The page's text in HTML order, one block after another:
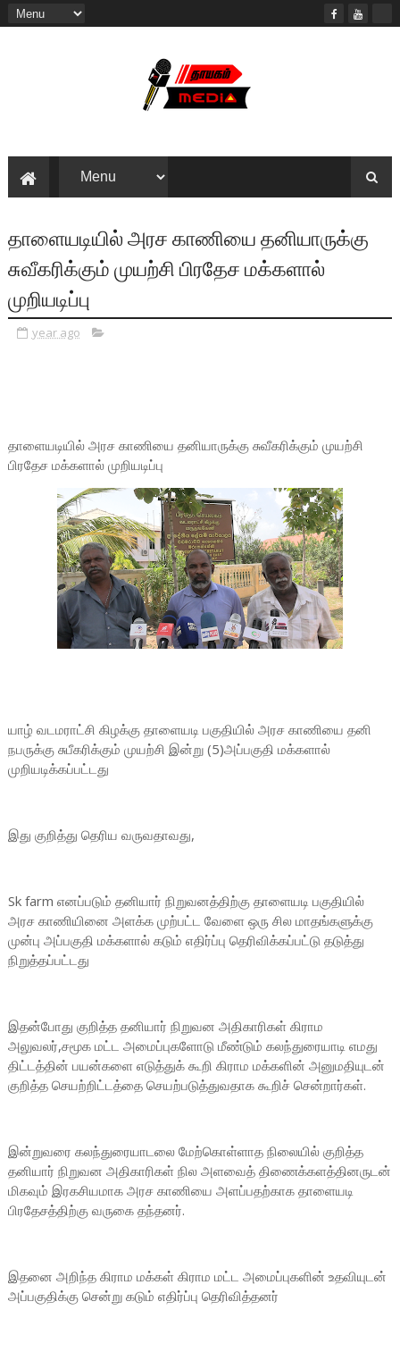
தாளையடியில் அரச காணியை தனியாருக்கு
சுவீகரிக்கும் முயற்சி பிரதேச மக்களால்
முறியடிப்பு
year ago
தாளையடியில் அரச காணியை தனியாருக்கு சுவீகரிக்கும் முயற்சி
பிரதேச மக்களால் முறியடிப்பு
யாழ் வடமராட்சி கிழக்கு தாளையடி பகுதியில் அரச காணியை தனி
நபருக்கு சுபீகரிக்கும் முயற்சி இன்று (5)அப்பகுதி மக்களால்
முறியடிக்கப்பட்டது
இது குறித்து தெரிய வருவதாவது,
Sk farm எனப்படும் தனியார் நிறுவனத்திற்கு தாளையடி பகுதியில்
அரச காணியினை அளக்க முற்பட்ட வேளை ஒரு சில மாதங்களுக்கு
முன்பு அப்பகுதி மக்களால் கடும் எதிர்ப்பு தெரிவிக்கப்பட்டு தடுத்து
நிறுத்தப்பட்டது
இதன்போது குறித்த தனியார் நிறுவன அதிகாரிகள் கிராம
அலுவலர்,சமூக மட்ட அமைப்புகளோடு மீண்டும் கலந்துரையாடி எமது
திட்டத்தின் பயன்களை எடுத்துக் கூறி கிராம மக்களின் அனுமதியுடன்
குறித்த செயற்றிட்டத்தை செயற்படுத்துவதாக கூறிச் சென்றார்கள்.
இன்றுவரை கலந்துரையாடலை மேற்கொள்ளாத நிலையில் குறித்த
தனியார் நிறுவன அதிகாரிகள் நில அளவைத் திணைக்களத்தினருடன்
மிகவும் இரகசியமாக அரச காணியை அளப்பதற்காக தாளையடி
பிரதேசத்திற்கு வருகை தந்தனர்.
இதனை அறிந்த கிராம மக்கள் கிராம மட்ட அமைப்புகளின் உதவியுடன்
அப்பகுதிக்கு சென்று கடும் எதிர்ப்பு தெரிவித்தனர்